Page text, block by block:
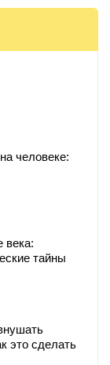
человеке:
века:
тайны
это сделать